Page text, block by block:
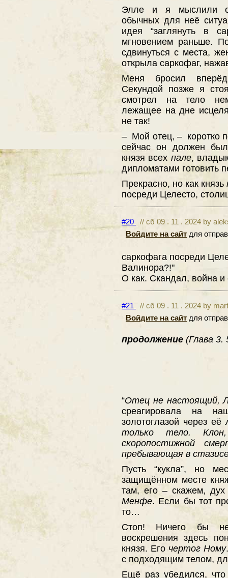
Элле и я мыслили
обычных для неё
идея “заглянуть в
мгновением раньше.
сдвинуться с места,
открыла саркофаг,
Меня бросил
Секундой позже я
смотрел на тело
лежащее на дне
не так!
– Мой отец, – коротко
сейчас он должен
князя всех пале,
дипломатами готовить
Прекрасно, но как князь
посреди Целесто,
#20
// сб 09 . 11 . 2024 by
Войдите на сайт для
саркофага посреди
Валинора?!"
О как. Скандал, война и
#21
// сб 09 . 11 . 2024 by
Войдите на сайт для
продолжение (Глава 3.
“Отец не настоящий,
среагировала на
золотоглазой через её
только тело.
скоропостижной
пребывающая в
Пусть “кукла”, но
защищённом месте
там, его – скажем,
Менфе. Если бы тот
то…
Стоп! Ничего бы
воскрешения здесь
князя. Его чертог Ному
с подходящим телом,
Ещё раз убедился,